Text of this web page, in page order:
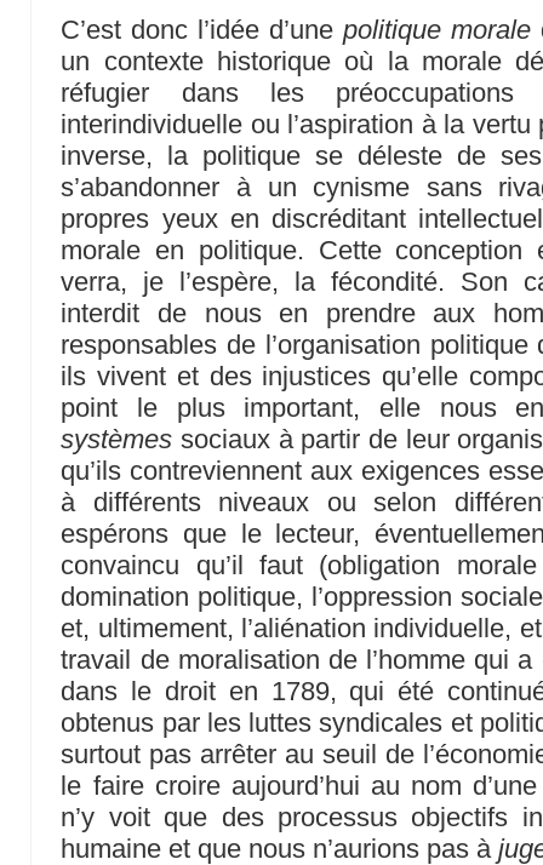
C’est donc l’idée d’une politique morale
un contexte historique où la morale
réfugier dans les
interindividuelle ou l’aspiration à la
inverse, la politique se déleste de
s’abandonner à un cynisme sans
propres yeux en discréditant
morale en politique. Cette
verra, je l’espère, la fécondité. Son
interdit de nous en prendre aux
responsables de l’organisation
ils vivent et des injustices qu’elle
point le plus important, elle nous
systèmes sociaux à partir de leur
qu’ils contreviennent aux exigences
à différents niveaux ou selon
espérons que le lecteur,
convaincu qu’il faut (obligation
domination politique, l’oppression
et, ultimement, l’aliénation individuelle,
travail de moralisation de l’homme qui
dans le droit en 1789, qui été
obtenus par les luttes syndicales et
surtout pas arrêter au seuil de
le faire croire aujourd’hui au nom
n’y voit que des processus objectifs
humaine et que nous n’aurions pas à